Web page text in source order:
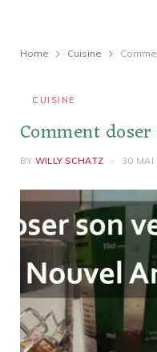
Home Cuisine
CUISINE
Comment
BY WILLY SCHATZ 30 MAI